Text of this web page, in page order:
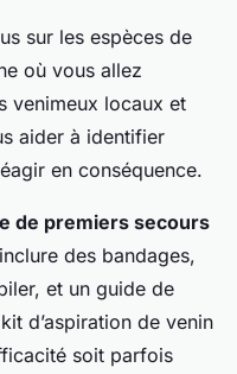
sur les espèces de
où vous allez
venimeux locaux et
aider à identifier
en conséquence.
de premiers secours
des bandages,
et un guide de
d’aspiration de venin
soit parfois